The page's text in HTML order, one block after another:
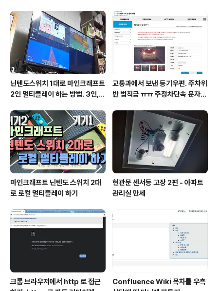
닌텐도스위치 1대로 마인크래프트
2인 멀티플레이 하는 방법. 3인, 4
교통과에서 보낸 등기우편. 주차위
반 범칙금 ㅠㅠ 주정차단속 문자알
마인크래프트 닌텐도 스위치 2대
로 로컬 멀티플레이 하기
현관문 센서등 고장 2편 - 아파트
관리실 만세
크롬 브라우저에서 http 로 접근
Confluence Wiki 목차를 우측